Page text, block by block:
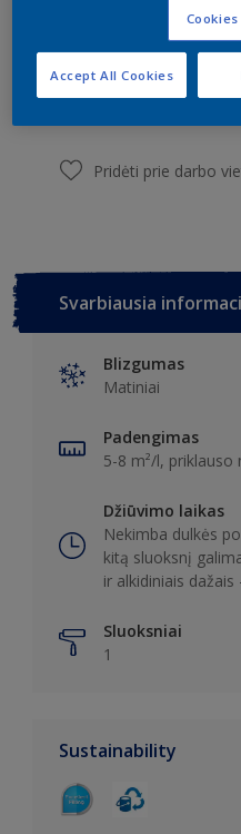
Dažų
Pridėti prie darbo
Svarbiausia
Blizgumas
Matiniai
Padengimas
5-8 m²/l,
Džiūvimo laikas
Nekimba dulkės
kitą sluoksnį
ir alkidiniais dažais
Sluoksniai
1
Sustainability
Accept All Cookies